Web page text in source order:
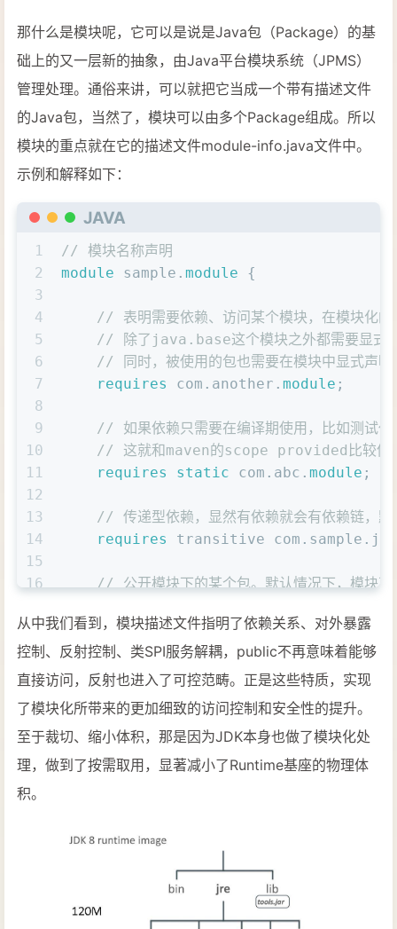
那什么是模块呢，它可以是说是Java包（Package）的基
础上的又一层新的抽象，由Java平台模块系统（JPMS）
管理处理。通俗来讲，可以就把它当成一个带有描述文件
的Java包，当然了，模块可以由多个Package组成。所以
模块的重点就在它的描述文件module-info.java文件中。
示例和解释如下：
JAVA
1
2
3
4
5
6
7
8
9
10
11
12
13
14
15
16
18
19
20
22
23
24
25
26
// 模块名称声明
module sample. module {
// 表明需要依赖、访问某个模块，在模块化的
// 除了java.base这个模块之外都需要显式
// 同时，被使用的包也需要在模块中显式声明
requires
com.another. module ;
// 如果依赖只需要在编译期使用，比如测试代
// 这就和maven的scope provided比较像
requires
static com.abc. module ;
// 传递型依赖，显然有依赖就会有依赖链
requires
transitive
// 公开模块下的某个包。默认情况下，模块不
exports com.sample.package.abc;
// 限制某个包只开放给指定的其他模块
// 为了解耦服务提供方和使用方，模块化提
// 这就和SPI机制非常的相似，理解SPI就能
provides
// 反射API的安全性得到了改进，在模块化下
// 这里我们显式开放了某个包的反射许可
从中我们看到，模块描述文件指明了依赖关系、对外暴露
控制、反射控制、类SPI服务解耦，public不再意味着能够
直接访问，反射也进入了可控范畴。正是这些特质，实现
了模块化所带来的更加细致的访问控制和安全性的提升。
至于裁切、缩小体积，那是因为JDK本身也做了模块化处
理，做到了按需取用，显著减小了Runtime基座的物理体
积。